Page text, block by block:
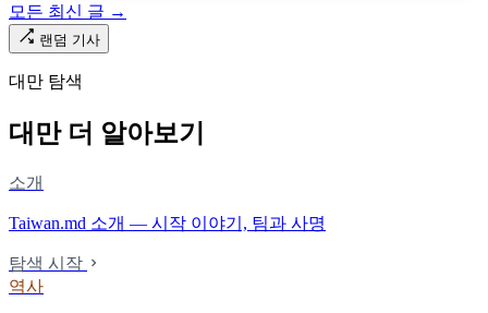
다. 마침내 푸유마·타로코 세대에 이르러서야 원주민 지명이 다시 철
로 위에 깔렸다.
모든 최신 글 →
랜덤 기사
대만 탐색
대만 더 알아보기
소개
Taiwan.md 소개 — 시작 이야기, 팀과 사명
탐색 시작
역사